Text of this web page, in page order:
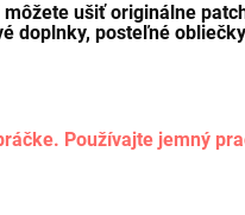
ušiť originálne
doplnky, posteľné
Používajte jemný